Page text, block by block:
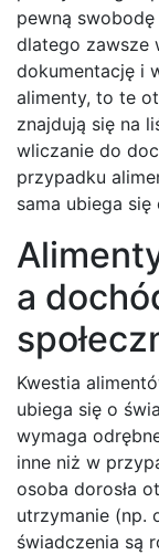
pewną
dlatego zawsze
dokumentację i
alimenty, to te
znajdują się na
wliczanie do
przypadku
sama ubiega się
a
Kwestia
ubiega się o
wymaga
inne niż w
osoba dorosła
utrzymanie (np.
świadczenia są